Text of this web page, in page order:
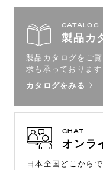
CATALOG
製品カ
製品カタログをご
求も承っております
カタログをみる
CHAT
オンラ
日本全国どこから